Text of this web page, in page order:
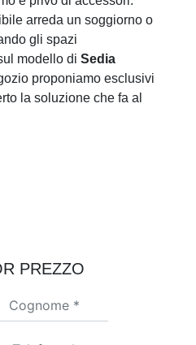
arreda un soggiorno o
gli spazi
modello di Sedia
proponiamo esclusivi
la soluzione che fa al
PREZZO